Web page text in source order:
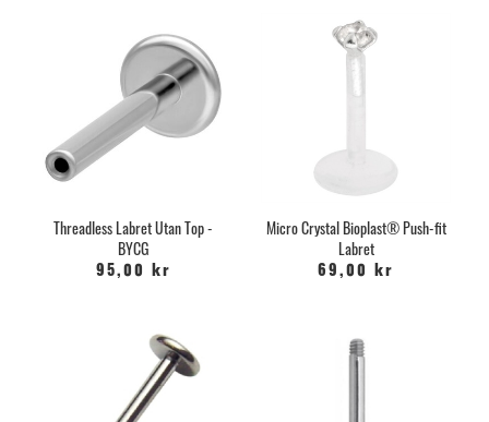
Threadless Labret Utan Top -
BYCG
95,00 kr
Micro Crystal Bioplast® Push-fit
Labret
69,00 kr